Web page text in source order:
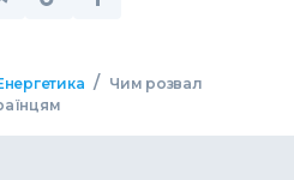
/ Чим розвал